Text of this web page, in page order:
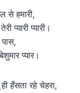
से हमारी,
प्यारी प्यारी।
प्यार।
हँसता रहे चेहरा,